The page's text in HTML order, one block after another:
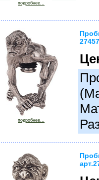
подробнее...
подробнее...